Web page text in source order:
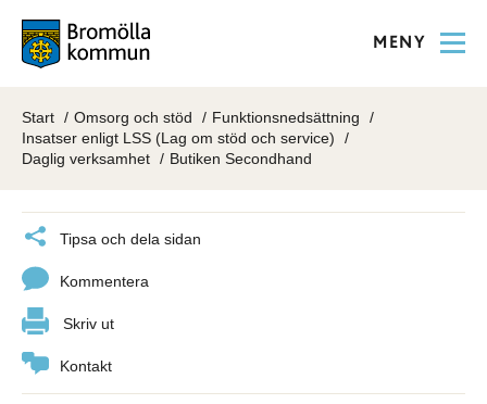
MENY
Start Omsorg och stöd
Funktionsnedsättning
Insatser enligt LSS (Lag om stöd och service)
Daglig verksamhet
Butiken Secondhand
Tipsa och dela sidan
Kommentera
Skriv ut
Kontakt